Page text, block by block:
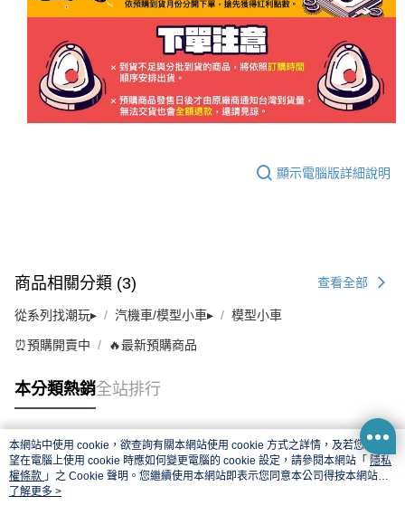
顯示電腦版詳細說明
商品相關分類 (3) 查看全部
從系列找潮玩▸ 汽機車/模型小車▸ 模型小車
⏰預購開賣中 🔥最新預購商品
本分類熱銷全站排行
熱門標籤
本網站中使用 cookie，欲查詢有關本網站使用 cookie 方式之詳情，及若您不希
望在電腦上使用 cookie 時應如何變更電腦的 cookie 設定，請參閱本網站「 隱私
權條款 」之 Cookie 聲明。您繼續使用本網站即表示您同意本公司得按本網站使
用條款之 Cookie 聲明使用 cookie。
了解更多 >